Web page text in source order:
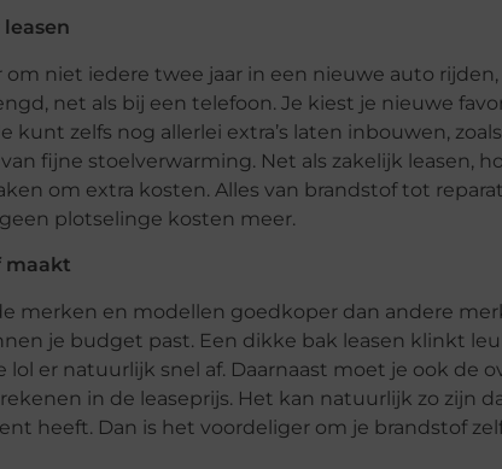
om niet iedere twee jaar in een nieuwe auto
net als bij een telefoon. Je kiest je nieuwe
kunt zelfs nog allerlei extra’s laten inbouwen,
fijne stoelverwarming. Net als zakelijk leasen,
om extra kosten. Alles van brandstof tot
plotselinge kosten meer.
maakt
merken en modellen goedkoper dan andere
je budget past. Een dikke bak leasen klinkt
er natuurlijk snel af. Daarnaast moet je ook de
in de leaseprijs. Het kan natuurlijk zo zijn
heeft. Dan is het voordeliger om je brandstof